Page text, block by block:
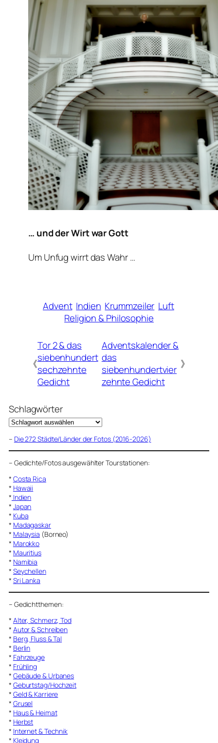
… und der Wirt war Gott
Um Unfug wirrt das Wahr …
Advent Indien Krummzeiler Luft
Religion & Philosophie
《
Tor 2 & das
siebenhundert
sechzehnte
Gedicht
Adventskalender &
das
siebenhundertvier
zehnte Gedicht
》
Schlagwörter
– Die 272 Städte/Länder der Fotos (2016-2026)
– Gedichte/Fotos ausgewählter Tourstationen:
* Costa Rica
* Hawaii
* Indien
* Japan
* Kuba
* Madagaskar
* Malaysia (Borneo)
* Marokko
* Mauritius
* Namibia
* Seychellen
* Sri Lanka
– Gedichtthemen:
* Alter, Schmerz, Tod
* Autor & Schreiben
* Berg, Fluss & Tal
* Berlin
* Fahrzeuge
* Frühling
* Gebäude & Urbanes
* Geburtstag/Hochzeit
* Geld & Karriere
* Grusel
* Haus & Heimat
* Herbst
* Internet & Technik
* Kleidung